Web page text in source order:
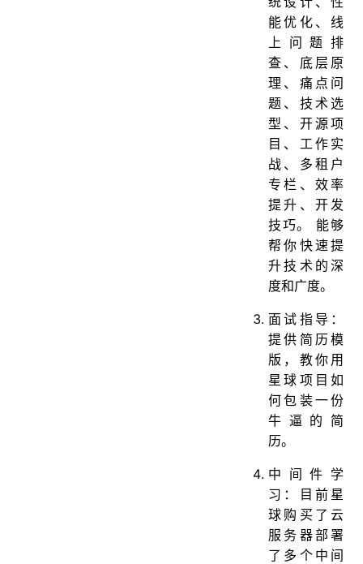
能优化、线
上问题排
查、底层原
理、痛点问
题、技术选
型、开源项
目、工作实
战、多租户
专栏、效率
提升、开发
技巧。 能够
帮你快速提
升技术的深
度和广度。
面试指导：
提供简历模
版，教你用
星球项目如
何包装一份
牛逼的简
历。
中间件学
习：目前星
球购买了云
服务器部署
了多个中间